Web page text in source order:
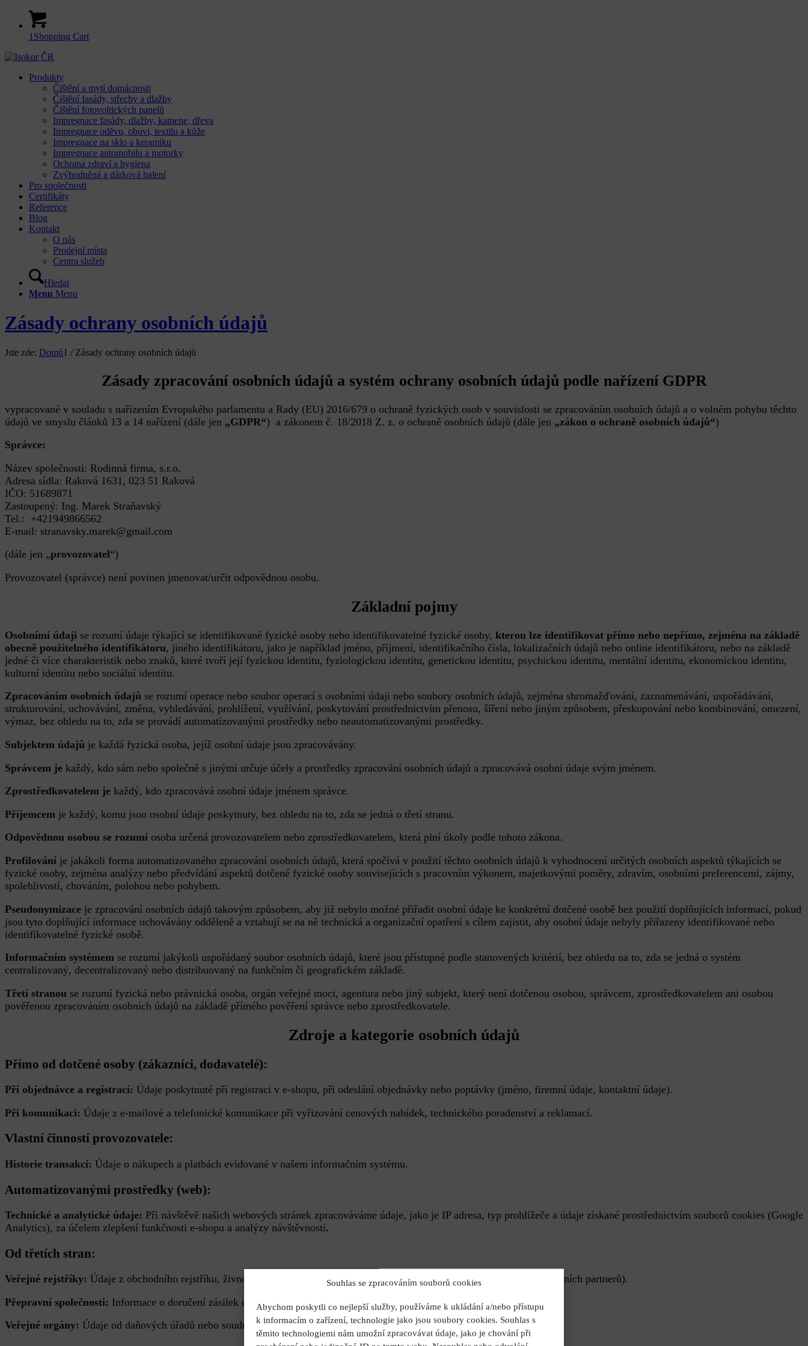
Souhlas se zpracováním souborů cookies
Abychom poskytli co nejlepší služby, používáme k ukládání a/nebo přístupu
k informacím o zařízení, technologie jako jsou soubory cookies. Souhlas s
těmito technologiemi nám umožní zpracovávat údaje, jako je chování při
1 Shopping Cart
Produkty
Čištění a mytí domácnosti
Čištění fasády, střechy a dlažby
Čištění fotovoltických panelů
Impregnace fasády, dlažby, kamene, dřeva
Impregnace oděvu, obuvi, textilu a kůže
Impregnace na sklo a keramiku
Impregnace automobilu a motorky
Ochrana zdraví a hygiena
Zvýhodněná a dárková balení
Pro společnosti
Certifikáty
Reference
Blog
Kontakt
O nás
Prodejní místa
Centra služeb
Hledat
Menu Menu
Zásady ochrany osobních údajů
Jste zde: Domů1 / Zásady ochrany osobních údajů
Zásady zpracování osobních údajů a systém ochrany osobních údajů podle nařízení GDPR
vypracované v souladu s nařízením Evropského parlamentu a Rady (EU) 2016/679 o ochraně fyzických osob v souvislosti se zpracováním osobních údajů a o volném pohybu těchto
údajů ve smyslu článků 13 a 14 nařízení (dále jen „GDPR“) a zákonem č. 18/2018 Z. z. o ochraně osobních údajů (dále jen „zákon o ochraně osobních údajů“)
Správce:
Název společnosti: Rodinná firma, s.r.o.
Adresa sídla: Raková 1631, 023 51 Raková
IČO: 51689871
Zastoupený: Ing. Marek Straňavský
Tel.: +421949866562
E-mail: stranavsky.marek@gmail.com
(dále jen „provozovatel“)
Provozovatel (správce) není povinen jmenovat/určit odpovědnou osobu.
Základní pojmy
Osobními údaji se rozumí údaje týkající se identifikované fyzické osoby nebo identifikovatelné fyzické osoby, kterou lze identifikovat přímo nebo nepřímo, zejména na základě
obecně použitelného identifikátoru, jiného identifikátoru, jako je například jméno, příjmení, identifikačního čísla, lokalizačních údajů nebo online identifikátoru, nebo na základě
jedné či více charakteristik nebo znaků, které tvoří její fyzickou identitu, fyziologickou identitu, genetickou identitu, psychickou identitu, mentální identitu, ekonomickou identitu,
kulturní identitu nebo sociální identitu.
Zpracováním osobních údajů se rozumí operace nebo soubor operací s osobními údaji nebo soubory osobních údajů, zejména shromažďování, zaznamenávání, uspořádávání,
strukturování, uchovávání, změna, vyhledávání, prohlížení, využívání, poskytování prostřednictvím přenosu, šíření nebo jiným způsobem, přeskupování nebo kombinování, omezení,
výmaz, bez ohledu na to, zda se provádí automatizovanými prostředky nebo neautomatizovanými prostředky.
Subjektem údajů je každá fyzická osoba, jejíž osobní údaje jsou zpracovávány.
Správcem je každý, kdo sám nebo společně s jinými určuje účely a prostředky zpracování osobních údajů a zpracovává osobní údaje svým jménem.
Zprostředkovatelem je každý, kdo zpracovává osobní údaje jménem správce.
Příjemcem je každý, komu jsou osobní údaje poskytnuty, bez ohledu na to, zda se jedná o třetí stranu.
Odpovědnou osobou se rozumí osoba určená provozovatelem nebo zprostředkovatelem, která plní úkoly podle tohoto zákona.
Profilování je jakákoli forma automatizovaného zpracování osobních údajů, která spočívá v použití těchto osobních údajů k vyhodnocení určitých osobních aspektů týkajících se
fyzické osoby, zejména analýzy nebo předvídání aspektů dotčené fyzické osoby souvisejících s pracovním výkonem, majetkovými poměry, zdravím, osobními preferencemi, zájmy,
spolehlivostí, chováním, polohou nebo pohybem.
Pseudonymizace je zpracování osobních údajů takovým způsobem, aby již nebylo možné přiřadit osobní údaje ke konkrétní dotčené osobě bez použití doplňujících informací, pokud
jsou tyto doplňující informace uchovávány odděleně a vztahují se na ně technická a organizační opatření s cílem zajistit, aby osobní údaje nebyly přiřazeny identifikované nebo
identifikovatelné fyzické osobě.
Informačním systémem se rozumí jakýkoli uspořádaný soubor osobních údajů, které jsou přístupné podle stanovených kritérií, bez ohledu na to, zda se jedná o systém
centralizovaný, decentralizovaný nebo distribuovaný na funkčním či geografickém základě.
Třetí stranou se rozumí fyzická nebo právnická osoba, orgán veřejné moci, agentura nebo jiný subjekt, který není dotčenou osobou, správcem, zprostředkovatelem ani osobou
pověřenou zpracováním osobních údajů na základě přímého pověření správce nebo zprostředkovatele.
Zdroje a kategorie osobních údajů
Přímo od dotčené osoby (zákazníci, dodavatelé):
Při objednávce a registraci: Údaje poskytnuté při registraci v e-shopu, při odeslání objednávky nebo poptávky (jméno, firemní údaje, kontaktní údaje).
Při komunikaci: Údaje z e-mailové a telefonické komunikace při vyřizování cenových nabídek, technického poradenství a reklamací.
Vlastní činností provozovatele:
Historie transakcí: Údaje o nákupech a platbách evidované v našem informačním systému.
Automatizovanými prostředky (web):
Technické a analytické údaje: Při návštěvě našich webových stránek zpracováváme údaje, jako je IP adresa, typ prohlížeče a údaje získané prostřednictvím souborů cookies (Google
Analytics), za účelem zlepšení funkčnosti e-shopu a analýzy návštěvnosti.
Od třetích stran:
Veřejné rejstříky: Údaje z obchodního rejstříku, živnostenského rejstříku a registru DPH (k ověření fakturačních údajů obchodních partnerů).
Přepravní společnosti: Informace o doručení zásilek od našich smluvních přepravců
Veřejné orgány: Údaje od daňových úřadů nebo soudů v případě soudních řízení.